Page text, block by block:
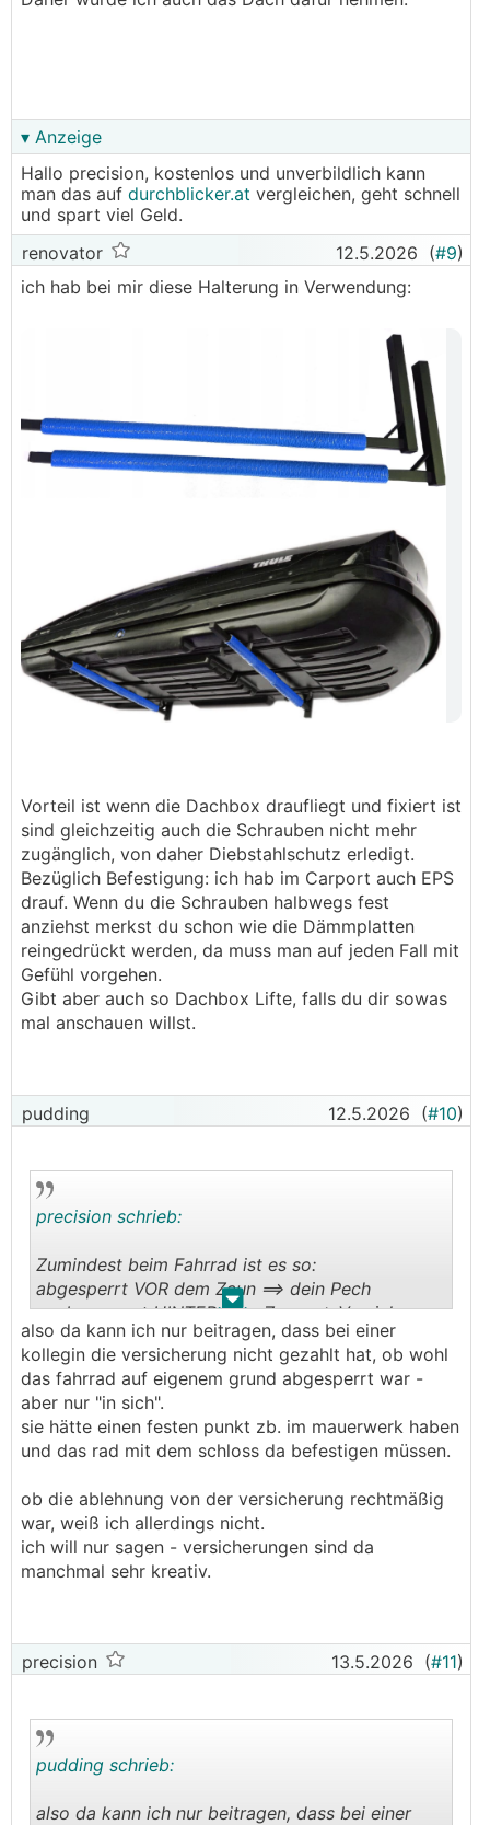
vorstellen, dass bei offenem Carport sowas -
das keine Option.
▾ Anzeige
Hallo precision, kostenlos und unverbildlich kann
man das auf durchblicker.at vergleichen, geht schnell
und spart viel Geld.
renovator
12.5.2026 (#9)
ich hab bei mir diese Halterung in Verwendung:
Vorteil ist wenn die Dachbox draufliegt und fixiert ist
sind gleichzeitig auch die Schrauben nicht mehr
zugänglich, von daher Diebstahlschutz erledigt.
Bezüglich Befestigung: ich hab im Carport auch EPS
drauf. Wenn du die Schrauben halbwegs fest
anziehst merkst du schon wie die Dämmplatten
reingedrückt werden, da muss man auf jeden Fall mit
Gefühl vorgehen.
Gibt aber auch so Dachbox Lifte, falls du dir sowas
mal anschauen willst.
pudding 12.5.2026 (#10)
. .
precision schrieb:
Zumindest beim Fahrrad ist es so:
abgesperrt VOR dem Zaun ==> dein Pech
unabgesperrt HINTER dem Zaun ==> Versicherung
zahlt
also da kann ich nur beitragen, dass bei einer
kollegin die versicherung nicht gezahlt hat, ob wohl
das fahrrad auf eigenem grund abgesperrt war -
aber nur "in sich".
sie hätte einen festen punkt zb. im mauerwerk haben
und das rad mit dem schloss da befestigen müssen.
ob die ablehnung von der versicherung rechtmäßig
war, weiß ich allerdings nicht.
ich will nur sagen - versicherungen sind da
manchmal sehr kreativ.
precision 13.5.2026 (#11)
pudding schrieb:
also da kann ich nur beitragen, dass bei einer